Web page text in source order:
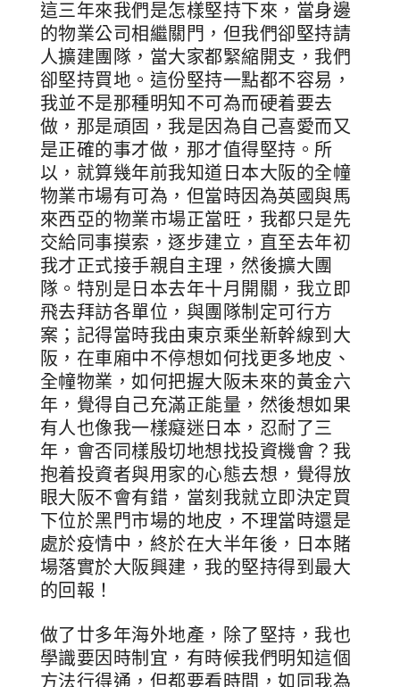
這三年來我們是怎樣堅持下來，當身邊
的物業公司相繼關門，但我們卻堅持請
人擴建團隊，當大家都緊縮開支，我們
卻堅持買地。這份堅持一點都不容易，
我並不是那種明知不可為而硬着要去
做，那是頑固，我是因為自己喜愛而又
是正確的事才做，那才值得堅持。所
以，就算幾年前我知道日本大阪的全幢
物業市場有可為，但當時因為英國與馬
來西亞的物業市場正當旺，我都只是先
交給同事摸索，逐步建立，直至去年初
我才正式接手親自主理，然後擴大團
隊。特別是日本去年十月開關，我立即
飛去拜訪各單位，與團隊制定可行方
案；記得當時我由東京乘坐新幹線到大
阪，在車廂中不停想如何找更多地皮、
全幢物業，如何把握大阪未來的黃金六
年，覺得自己充滿正能量，然後想如果
有人也像我一樣癡迷日本，忍耐了三
年，會否同樣殷切地想找投資機會？我
抱着投資者與用家的心態去想，覺得放
眼大阪不會有錯，當刻我就立即決定買
下位於黑門市場的地皮，不理當時還是
處於疫情中，終於在大半年後，日本賭
場落實於大阪興建，我的堅持得到最大
的回報！
做了廿多年海外地產，除了堅持，我也
學識要因時制宜，有時候我們明知這個
方法行得通，但都要看時間，如同我為